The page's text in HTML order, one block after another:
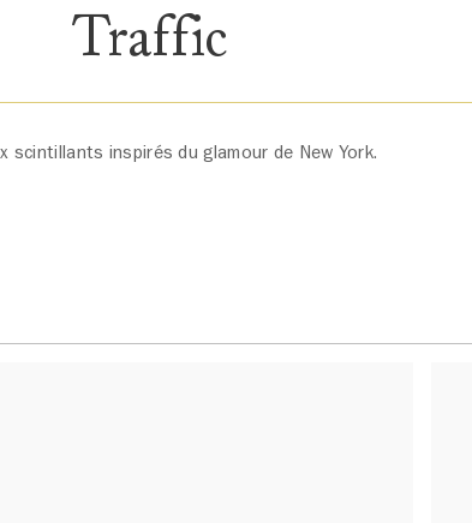
Traffic
scintillants inspirés du glamour de New York.